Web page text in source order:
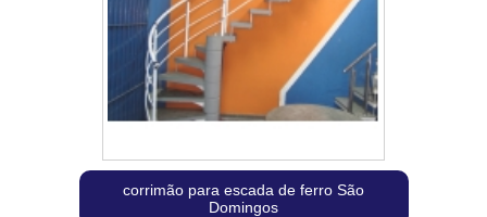
corrimão para escada de ferro São
Domingos